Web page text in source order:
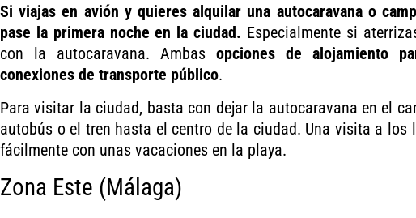
Si viajas en avión y quieres alquilar una autocaravana o
pase la primera noche en la ciudad. Especialmente si
con la autocaravana. Ambas opciones de alojamiento
conexiones de transporte público.
Para visitar la ciudad, basta con dejar la autocaravana en el
autobús o el tren hasta el centro de la ciudad. Una visita a los
fácilmente con unas vacaciones en la playa.
Zona Este (Málaga)